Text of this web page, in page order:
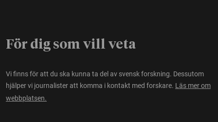
För dig som vill veta
Vi finns för att du ska kunna ta del av svensk forskning. Dessutom
hjälper vi journalister att komma i kontakt med forskare. Läs mer om
webbplatsen.